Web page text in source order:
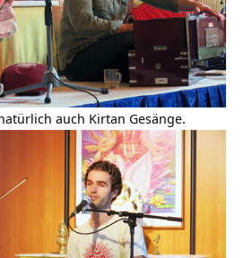
auch Kirtan Gesänge.